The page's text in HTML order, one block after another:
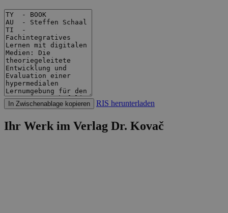
In Zwischenablage kopieren RIS herunterladen
Ihr Werk im Verlag Dr. Kovač